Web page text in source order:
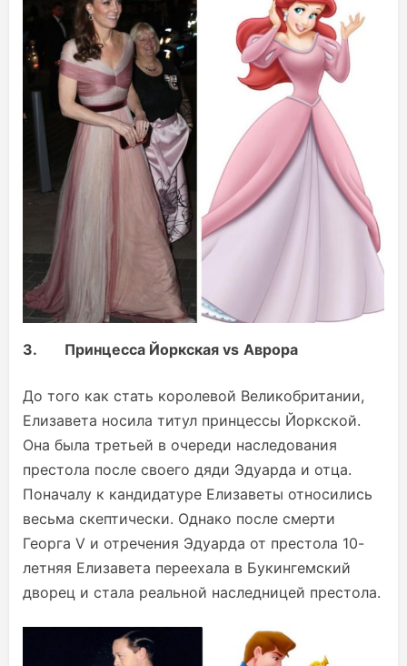
3. Принцесса Йоркская vs Аврора
До того как стать королевой Великобритании,
Елизавета носила титул принцессы Йоркской.
Она была третьей в очереди наследования
престола после своего дяди Эдуарда и отца.
Поначалу к кандидатуре Елизаветы относились
весьма скептически. Однако после смерти
Георга V и отречения Эдуарда от престола 10-
летняя Елизавета переехала в Букингемский
дворец и стала реальной наследницей престола.